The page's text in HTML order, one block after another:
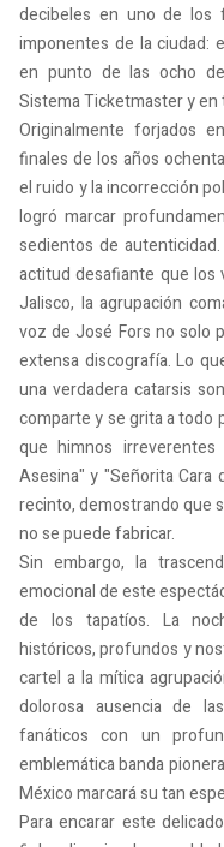
decibeles en uno de los
imponentes de la ciudad:
en punto de las ocho
Sistema Ticketmaster y en
Originalmente forjados
finales de los años
el ruido y la incorrección
logró marcar
sedientos de
actitud desafiante que los
Jalisco, la agrupación
voz de José Fors no solo
extensa discografía. Lo
una verdadera catarsis
comparte y se grita a todo
que himnos
Asesina" y "Señorita Cara
recinto, demostrando que
no se puede fabricar.
Sin embargo, la
emocional de este
de los tapatíos. La
históricos, profundos y
cartel a la mítica
dolorosa ausencia de
fanáticos con un
emblemática banda
México marcará su tan
Para encarar este